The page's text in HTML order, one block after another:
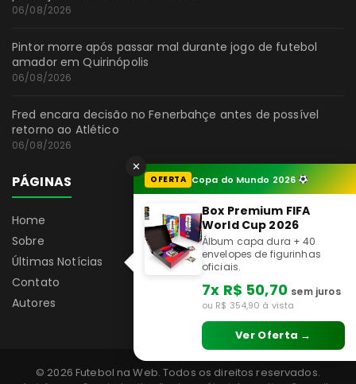
✕
OFERTA Copa do Mundo 2026
Box Premium FIFA
World Cup 2026
Álbum capa dura + 40
envelopes de figurinhas
oficiais.
7x R$ 50,70 sem juros
ou R$ 354,90 à vista
Ver Oferta →
06/08/2026
Pintor morre após passar mal durante jogo de futebol
amador em Quirinópolis
06/08/2026
Fred encara decisão no Fenerbahçe antes de possível
retorno ao Atlético
06/08/2026
PÁGINAS
Home
Sobre
Últimas Notícias
Contato
Autores
© 2026 Futebol na Web. Todos os direitos reservados.